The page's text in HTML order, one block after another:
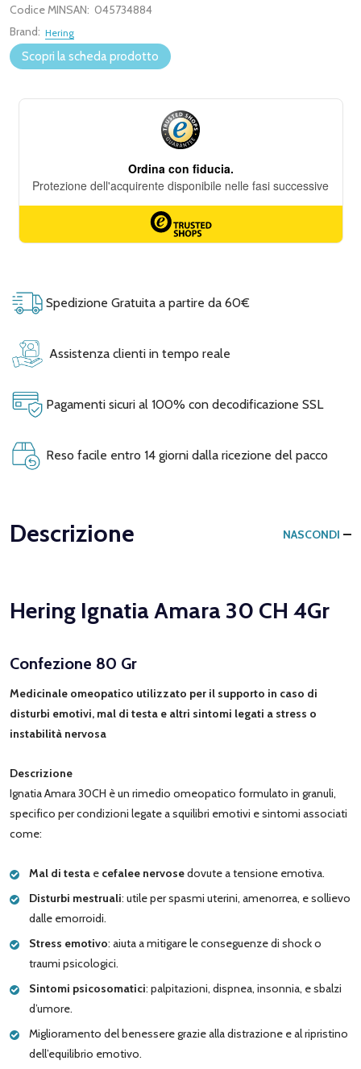
Codice MINSAN: 045734884
Brand: Hering
Scopri la scheda prodotto
Spedizione Gratuita a partire da 60€
Assistenza clienti in tempo reale
Pagamenti sicuri al 100% con decodificazione SSL
Reso facile entro 14 giorni dalla ricezione del pacco
Descrizione NASCONDI
Hering Ignatia Amara 30 CH 4Gr
Confezione 80 Gr
Medicinale omeopatico utilizzato per il supporto in caso di
disturbi emotivi, mal di testa e altri sintomi legati a stress o
instabilità nervosa
Descrizione
Ignatia Amara 30CH è un rimedio omeopatico formulato in granuli,
specifico per condizioni legate a squilibri emotivi e sintomi associati
come:
Mal di testa e cefalee nervosedovute a tensione emotiva.
Disturbi mestruali: utile per spasmi uterini, amenorrea, e sollievo
dalle emorroidi.
Stress emotivo: aiuta a mitigare le conseguenze di shock o
traumi psicologici.
Sintomi psicosomatici: palpitazioni, dispnea, insonnia, e sbalzi
d’umore.
Miglioramento del benessere grazie alla distrazione e al ripristino
dell’equilibrio emotivo.